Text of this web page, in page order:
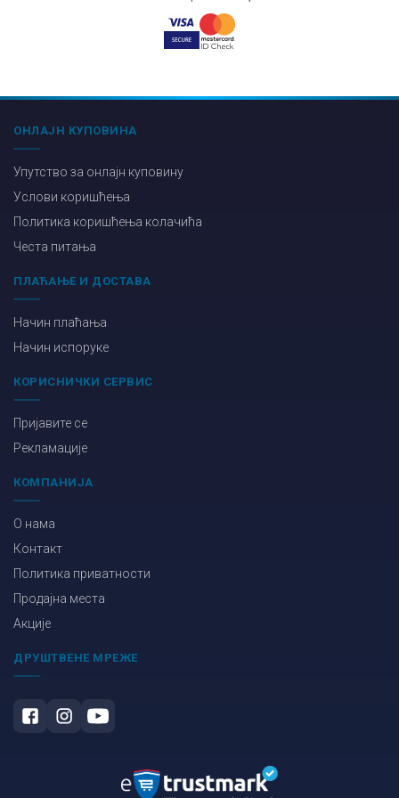
ОНЛАЈН КУПОВИНА
Упутство за онлајн куповину
Услови коришћења
Политика коришћења колачића
Честа питања
ПЛАЋАЊЕ И ДОСТАВА
Начин плаћања
Начин испоруке
КОРИСНИЧКИ СЕРВИС
Пријавите се
Рекламације
КОМПАНИЈА
О нама
Контакт
Политика приватности
Продајна места
Акције
ДРУШТВЕНЕ МРЕЖЕ